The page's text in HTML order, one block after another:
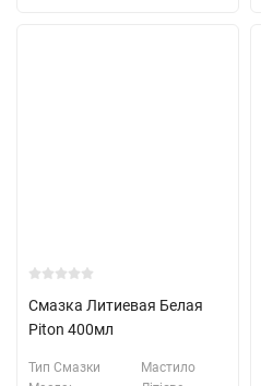
Смазка Литиевая Белая
Piton 400мл
Тип Смазки
Мастило